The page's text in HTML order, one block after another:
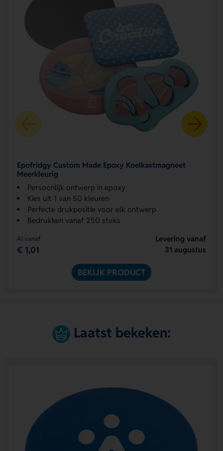
Epofridgy Custom Made Epoxy Koelkastmagneet
Meerkleurig
Persoonlijk ontwerp in epoxy
Kies uit 1 van 50 kleuren
Perfecte drukpositie voor elk ontwerp
Bedrukken vanaf 250 stuks
Al vanaf
€ 1,01
Levering vanaf
31 augustus
BEKIJK PRODUCT
Laatst bekeken: